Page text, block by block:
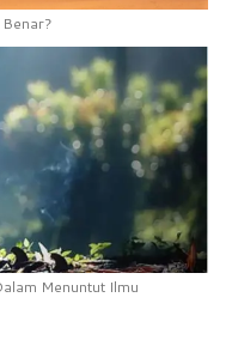
Menuntut Ilmu